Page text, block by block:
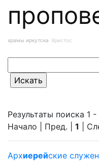
храмы иркутска Христос
Результаты поиска 1 -
Начало | Пред. | 1 |
Архиерейские